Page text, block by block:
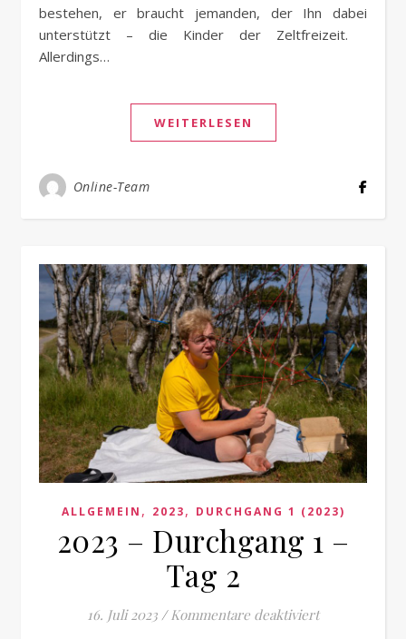
bestehen, er braucht jemanden, der Ihn dabei
unterstützt – die Kinder der Zeltfreizeit.
Allerdings…
WEITERLESEN
Online-Team
ALLGEMEIN , 2023, DURCHGANG 1 (2023)
2023 – Durchgang 1 –
Tag 2
16. Juli 2023 / Kommentare deaktiviertfür 2023 –